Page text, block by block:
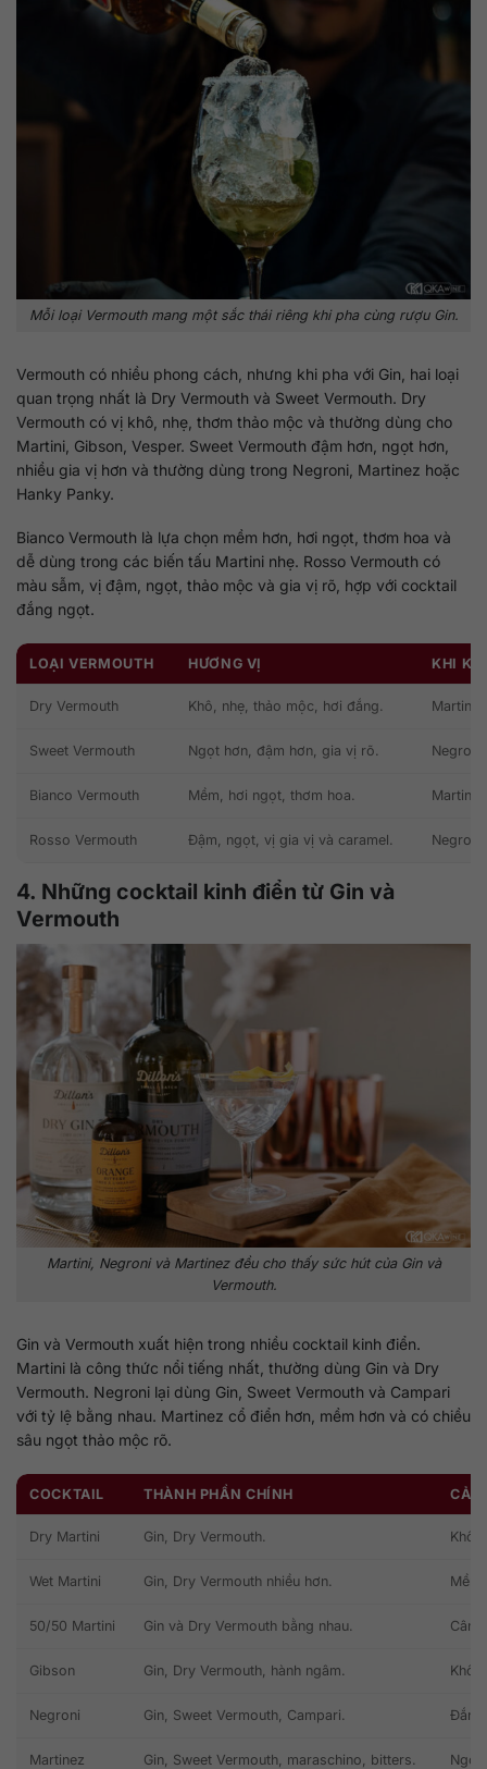
Mỗi loại Vermouth mang một sắc thái riêng khi pha cùng rượu Gin.
Vermouth có nhiều phong cách, nhưng khi pha với Gin, hai loại
quan trọng nhất là Dry Vermouth và Sweet Vermouth. Dry
Vermouth có vị khô, nhẹ, thơm thảo mộc và thường dùng cho
Martini, Gibson, Vesper. Sweet Vermouth đậm hơn, ngọt hơn,
nhiều gia vị hơn và thường dùng trong Negroni, Martinez hoặc
Hanky Panky.
Bianco Vermouth là lựa chọn mềm hơn, hơi ngọt, thơm hoa và
dễ dùng trong các biến tấu Martini nhẹ. Rosso Vermouth có
màu sẫm, vị đậm, ngọt, thảo mộc và gia vị rõ, hợp với cocktail
đắng ngọt.
LOẠI VERMOUTH HƯƠNG VỊ KHI
Dry Vermouth Khô, nhẹ, thảo mộc, hơi đắng. Martini,
Sweet Vermouth Ngọt hơn, đậm hơn, gia vị rõ.
Bianco Vermouth Mềm, hơi ngọt, thơm hoa. Martini
Rosso Vermouth Đậm, ngọt, vị gia vị và caramel.
4. Những cocktail kinh điển từ Gin và
Vermouth
Martini, Negroni và Martinez đều cho thấy sức hút của Gin và
Vermouth.
Gin và Vermouth xuất hiện trong nhiều cocktail kinh điển.
Martini là công thức nổi tiếng nhất, thường dùng Gin và Dry
Vermouth. Negroni lại dùng Gin, Sweet Vermouth và Campari
với tỷ lệ bằng nhau. Martinez cổ điển hơn, mềm hơn và có chiều
sâu ngọt thảo mộc rõ.
COCKTAIL THÀNH PHẦN CHÍNH CẢM
Dry Martini Gin, Dry Vermouth. Khô,
Wet Martini Gin, Dry Vermouth nhiều hơn. Mềm
50/50 Martini Gin và Dry Vermouth bằng nhau. Cân
Gibson Gin, Dry Vermouth, hành ngâm. Khô,
Negroni Gin, Sweet Vermouth, Campari. Đắng
Martinez Gin, Sweet Vermouth, maraschino, bitters. Ngọt